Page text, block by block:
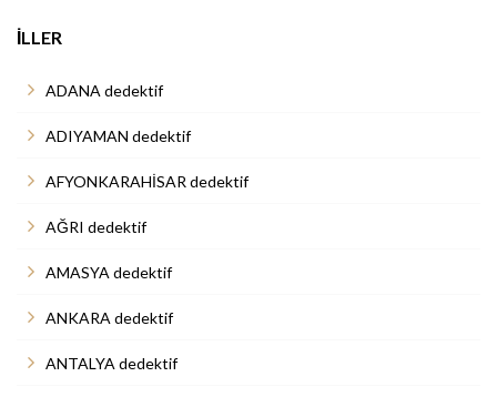
İLLER
ADANA dedektif
ADIYAMAN dedektif
AFYONKARAHİSAR dedektif
AĞRI dedektif
AMASYA dedektif
ANKARA dedektif
ANTALYA dedektif